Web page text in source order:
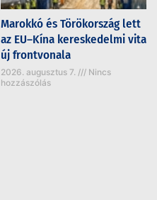
Marokkó és Törökország lett
az EU–Kína kereskedelmi vita
új frontvonala
2026. augusztus 7.
Nincs
hozzászólás